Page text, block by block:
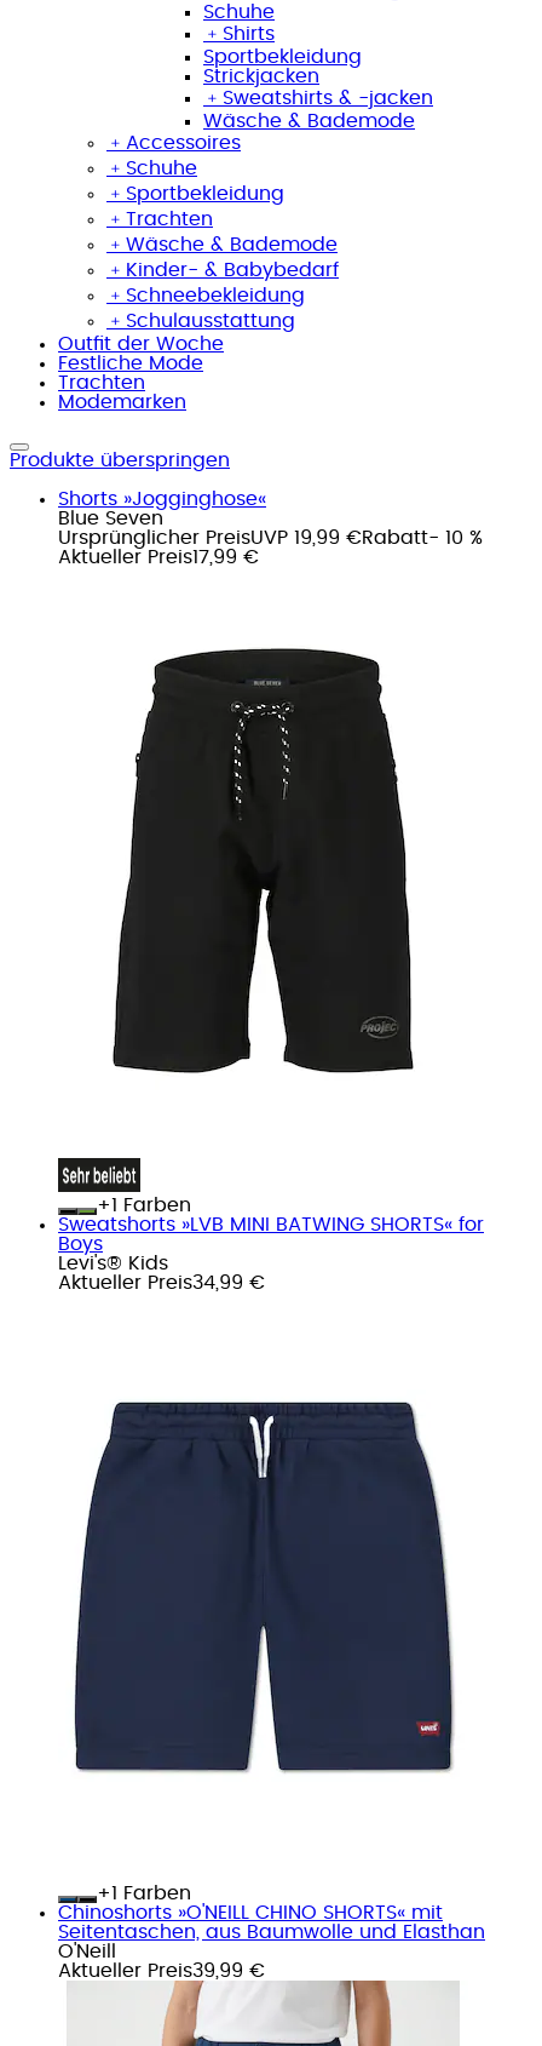
Schuhe
﹢ Shirts
Sportbekleidung
Strickjacken
﹢ Sweatshirts & -jacken
Wäsche & Bademode
﹢ Accessoires
﹢ Schuhe
﹢ Sportbekleidung
﹢ Trachten
﹢ Wäsche & Bademode
﹢ Kinder- & Babybedarf
﹢ Schneebekleidung
﹢ Schulausstattung
Outfit der Woche
Festliche Mode
Trachten
Modemarken
Produkte überspringen
Shorts »Jogginghose«
Blue Seven
Ursprünglicher PreisUVP 19,99 €Rabatt- 10 %
Aktueller Preis17,99 €
+
Farben
Sweatshorts »LVB MINI BATWING SHORTS« for
Boys
Levi's® Kids
Aktueller Preis34,99 €
+
Farben
Chinoshorts »O'NEILL CHINO SHORTS« mit
Seitentaschen, aus Baumwolle und Elasthan
O'Neill
Aktueller Preis39,99 €